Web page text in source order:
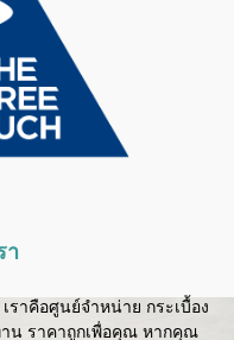
า
ราคือศูนย์จำหน่าย กระเบื้อง
น ราคาถูกเพื่อคุณ หากคุณ